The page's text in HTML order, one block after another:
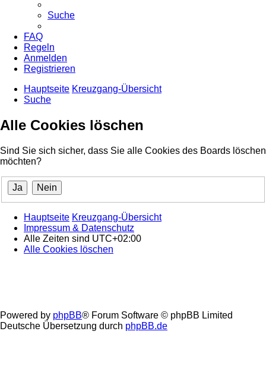
Suche
FAQ
Regeln
Anmelden
Registrieren
Hauptseite Kreuzgang-Übersicht
Suche
Alle Cookies löschen
Sind Sie sich sicher, dass Sie alle Cookies des Boards löschen
möchten?
Hauptseite Kreuzgang-Übersicht
Impressum & Datenschutz
Alle Zeiten sind UTC+02:00
Alle Cookies löschen
Powered by phpBB® Forum Software © phpBB Limited
Deutsche Übersetzung durch phpBB.de